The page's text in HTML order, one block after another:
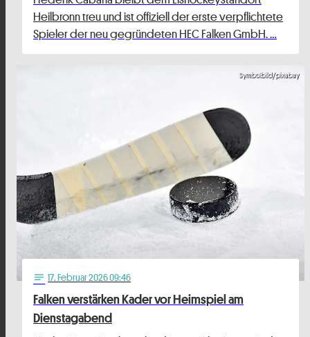
Heilbronn treu und ist offiziell der erste verpflichtete
Spieler der neu gegründeten HEC Falken GmbH. …
Symbolbild/pixabay
notes 17. Februar 2026 09:46
Falken verstärken Kader vor Heimspiel am
Dienstagabend